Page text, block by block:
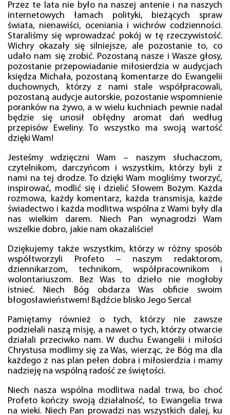
Przez te lata nie było na naszej antenie i na naszych
internetowych łamach polityki, bieżących spraw
świata, nienawiści, oceniania i wichrów codzienności.
Staraliśmy się wprowadzać pokój w tę rzeczywistość.
Wichry okazały się silniejsze, ale pozostanie to, co
udało nam się zrobić. Pozostaną nasze i Wasze głosy,
pozostanie przepowiadanie miłosierdzia w audycjach
księdza Michała, pozostaną komentarze do Ewangelii
duchownych, którzy z nami stale współpracowali,
pozostaną audycje autorskie, pozostanie wspomnienie
poranków na żywo, a w wielu kuchniach pewnie nadal
będzie się unosił obłędny aromat dań według
przepisów Eweliny. To wszystko ma swoją wartość
dzięki Wam!
Jesteśmy wdzięczni Wam – naszym słuchaczom,
czytelnikom, darczyńcom i wszystkim, którzy byli z
nami na tej drodze. To dzięki Wam mogliśmy tworzyć,
inspirować, modlić się i dzielić Słowem Bożym. Każda
rozmowa, każdy komentarz, każda transmisja, każde
świadectwo i każda modlitwa wspólna z Wami były dla
nas wielkim darem. Niech Pan wynagrodzi Wam
wszelkie dobro, jakie nam okazaliście!
Dziękujemy także wszystkim, którzy w różny sposób
współtworzyli Profeto – naszym redaktorom,
dziennikarzom, technikom, współpracownikom i
wolontariuszom. Bez Was to dzieło nie mogłoby
istnieć. Niech Bóg obdarza Was obficie swoim
błogosławieństwem! Bądźcie blisko Jego Serca!
Pamiętamy również o tych, którzy nie zawsze
podzielali naszą misję, a nawet o tych, którzy otwarcie
działali przeciwko nam. W duchu Ewangelii i miłości
Chrystusa modlimy się za Was, wierząc, że Bóg ma dla
każdego z nas plan pełen dobra i miłosierdzia i mamy
nadzieję na wspólną radość ze świętości.
Niech nasza wspólna modlitwa nadal trwa, bo choć
Profeto kończy swoją działalność, to Ewangelia trwa
na wieki. Niech Pan prowadzi nas wszystkich dalej, ku